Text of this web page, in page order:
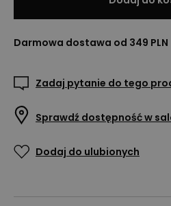
Darmowa dostawa od 349 PLN
Zadaj pytanie do tego
Sprawdź dostępność w
Dodaj do ulubionych